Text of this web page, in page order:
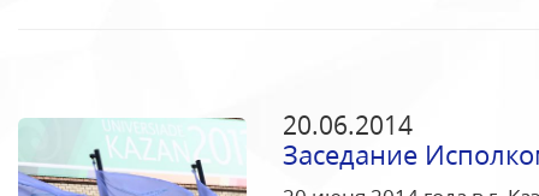
20.06.2014
Заседание